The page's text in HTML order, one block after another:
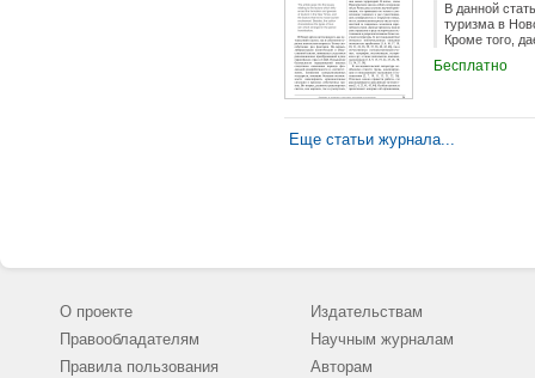
В данной
туризма в
Кроме того,
Бесплатно
Еще статьи журнала...
О проекте
Правообладателям
Правила пользования
Издательствам
Научным журналам
Авторам